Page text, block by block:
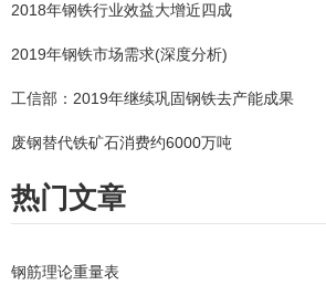
2018年钢铁行业效益大增近四成
2019年钢铁市场需求(深度分析)
工信部：2019年继续巩固钢铁去产能成果
废钢替代铁矿石消费约6000万吨
热门文章
钢筋理论重量表